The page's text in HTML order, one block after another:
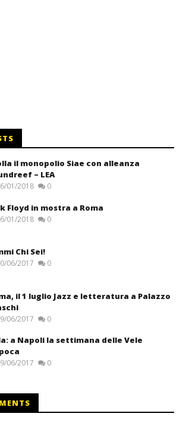
il monopolio Siae con alleanza
– LEA
01/2018 0
Floyd in mostra a Roma
01/2018 0
Chi Sei!
06/2017 0
il 1 luglio Jazz e letteratura a Palazzo
06/2017 0
a Napoli la settimana delle Vele
06/2017 0